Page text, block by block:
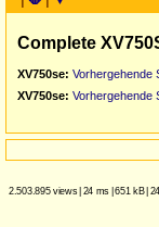
Complete
XV750se: Vorhergehende
XV750se: Vorhergehende
2.503.895 views| 24 ms |651 kB|